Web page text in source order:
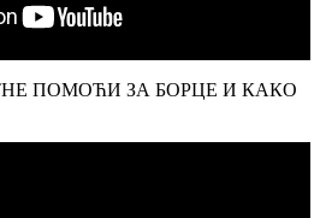
ПОМОЋИ ЗА БОРЦЕ И КАКО